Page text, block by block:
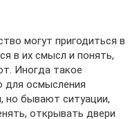
могут пригодиться в
в их смысл и понять,
Иногда такое
для осмысления
но бывают ситуации,
открывать двери